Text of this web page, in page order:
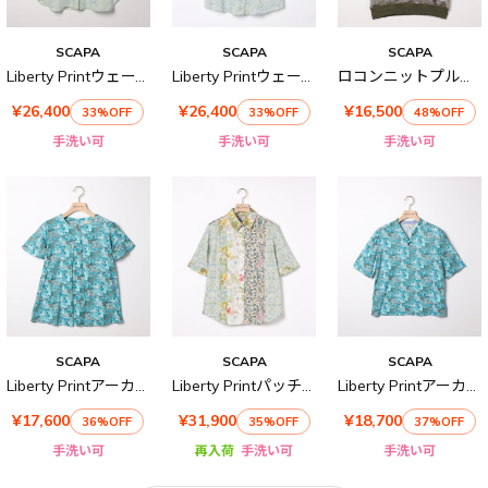
SCAPA
Liberty Printウェーブスタンド衿ブラウス
¥26,400
33%OFF
手洗い可
SCAPA
Liberty Printウェーブシャツ衿ブラウス
¥26,400
33%OFF
手洗い可
SCAPA
ロコンニットプルオーバー
¥16,500
48%OFF
手洗い可
SCAPA
Liberty Printアーカイブフリル袖カットソー
¥17,600
36%OFF
手洗い可
SCAPA
Liberty Printパッチワークブラウス
¥31,900
35%OFF
再入荷 手洗い可
SCAPA
Liberty Printアーカイブ衿付きカットソー
¥18,700
37%OFF
手洗い可